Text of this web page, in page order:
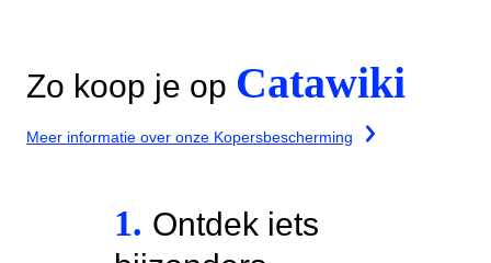
Zo koop je op Catawiki
Meer informatie over onze Kopersbescherming
1. Ontdek iets